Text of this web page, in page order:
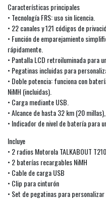
Características principales
• Tecnología FRS: uso sin licencia.
• 22 canales y 121 códigos de
• Función de emparejamiento
rápidamente.
• Pantalla LCD retroiluminada para
• Pegatinas incluidas para
• Doble potencia: funciona con
NiMH (incluidas).
• Carga mediante USB.
• Alcance de hasta 32 km (20
• Indicador de nivel de batería para
Incluye
• 2 radios Motorola TALKABOUT T210
• 2 baterías recargables NiMH
• Cable de carga USB
• Clip para cinturón
• Set de pegatinas para personalizar